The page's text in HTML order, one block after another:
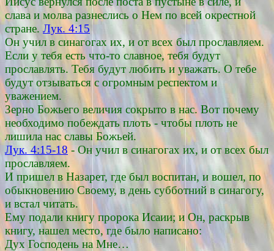
слава и молва разнеслись о Нем по всей окрестной
стране. Лук. 4:15
Он учил в синагогах их, и от всех был прославляем.
Если у тебя есть что-то славное, тебя будут
прославлять. Тебя будут любить и уважать. О тебе
будут отзываться с огромным респектом и
уважением.
Зерно Божьего величия сокрыто в нас. Вот почему
необходимо побеждать плоть - чтобы плоть не
лишила нас славы Божьей.
Лук. 4:15-18 - Он учил в синагогах их, и от всех был
прославляем.
И пришел в Назарет, где был воспитан, и вошел, по
обыкновению Своему, в день субботний в синагогу,
и встал читать.
Ему подали книгу пророка Исаии; и Он, раскрыв
книгу, нашел место, где было написано:
Дух Господень на Мне…